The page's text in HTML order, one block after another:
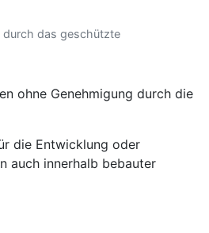
durch das geschützte
ohne Genehmigung durch die
die Entwicklung oder
auch innerhalb bebauter